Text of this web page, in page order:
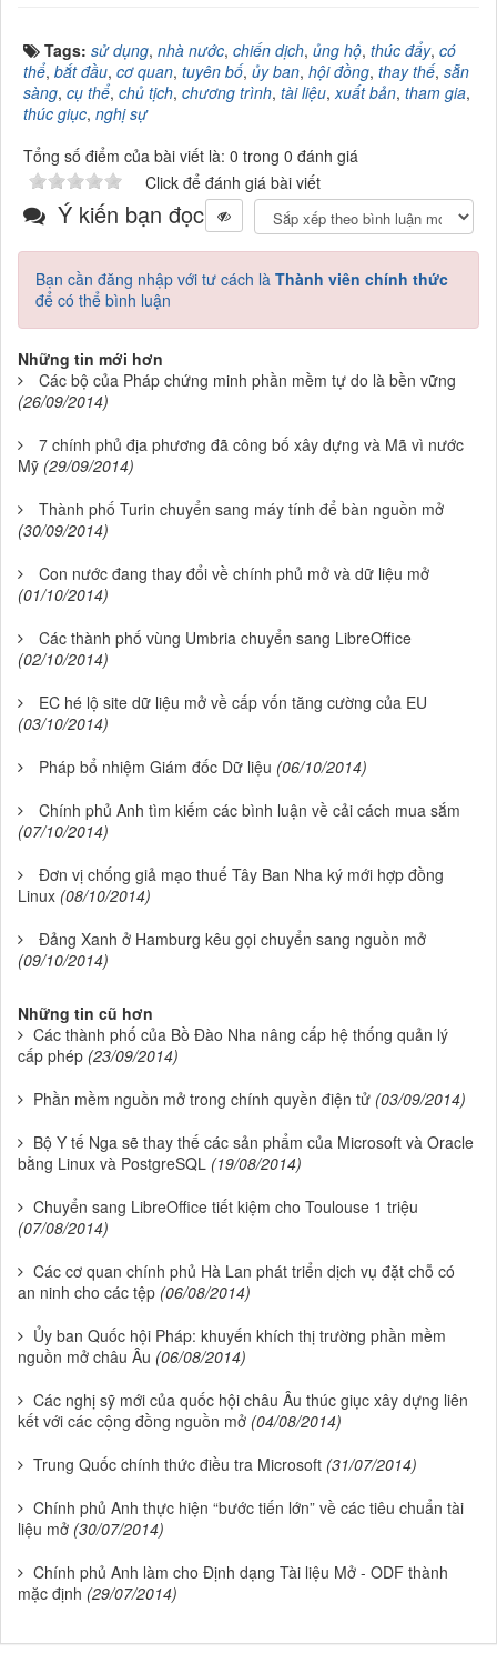
Tags: sử dụng, nhà nước, chiến dịch, ủng hộ, thúc đẩy, có
thể, bắt đầu, cơ quan, tuyên bố, ủy ban, hội đồng, thay thế, sẵn
sàng, cụ thể, chủ tịch, chương trình, tài liệu,xuất bản, tham gia,
thúc giục, nghị sự
Tổng số điểm của bài viết là: 0 trong 0 đánh giá
Click để đánh giá bài viết
Ý kiến bạn đọc
Bạn cần đăng nhập với tư cách là Thành viên chính thức
để có thể bình luận
Những tin mới hơn
Các bộ của Pháp chứng minh phần mềm tự do là bền vững
(26/09/2014)
7 chính phủ địa phương đã công bố xây dựng và Mã vì nước
Mỹ (29/09/2014)
Thành phố Turin chuyển sang máy tính để bàn nguồn mở
(30/09/2014)
Con nước đang thay đổi về chính phủ mở và dữ liệu mở
(01/10/2014)
Các thành phố vùng Umbria chuyển sang LibreOffice
(02/10/2014)
EC hé lộ site dữ liệu mở về cấp vốn tăng cường của EU
(03/10/2014)
Pháp bổ nhiệm Giám đốc Dữ liệu (06/10/2014)
Chính phủ Anh tìm kiếm các bình luận về cải cách mua sắm
(07/10/2014)
Đơn vị chống giả mạo thuế Tây Ban Nha ký mới hợp đồng
Linux (08/10/2014)
Đảng Xanh ở Hamburg kêu gọi chuyển sang nguồn mở
(09/10/2014)
Những tin cũ hơn
Các thành phố của Bồ Đào Nha nâng cấp hệ thống quản lý
cấp phép (23/09/2014)
Phần mềm nguồn mở trong chính quyền điện tử (03/09/2014)
Bộ Y tế Nga sẽ thay thế các sản phẩm của Microsoft và Oracle
bằng Linux và PostgreSQL (19/08/2014)
Chuyển sang LibreOffice tiết kiệm cho Toulouse 1 triệu
(07/08/2014)
Các cơ quan chính phủ Hà Lan phát triển dịch vụ đặt chỗ có
an ninh cho các tệp (06/08/2014)
Ủy ban Quốc hội Pháp: khuyến khích thị trường phần mềm
nguồn mở châu Âu (06/08/2014)
Các nghị sỹ mới của quốc hội châu Âu thúc giục xây dựng liên
kết với các cộng đồng nguồn mở (04/08/2014)
Trung Quốc chính thức điều tra Microsoft (31/07/2014)
Chính phủ Anh thực hiện “bước tiến lớn” về các tiêu chuẩn tài
liệu mở (30/07/2014)
Chính phủ Anh làm cho Định dạng Tài liệu Mở - ODF thành
mặc định (29/07/2014)